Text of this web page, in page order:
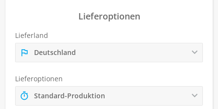
Lieferoptionen
Lieferland
Deutschland
Lieferoptionen
Standard-Produktion